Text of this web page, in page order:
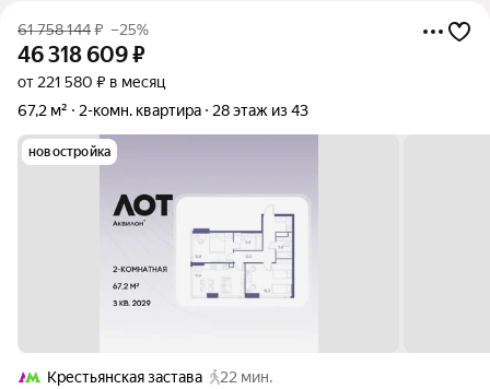
61 758 144₽ –25%
46 318 609₽
от 221 580 ₽ в месяц
67,2 м²
2-комн. квартира 28 этаж из 43
новостройка
Крестьянская застава
22 мин.